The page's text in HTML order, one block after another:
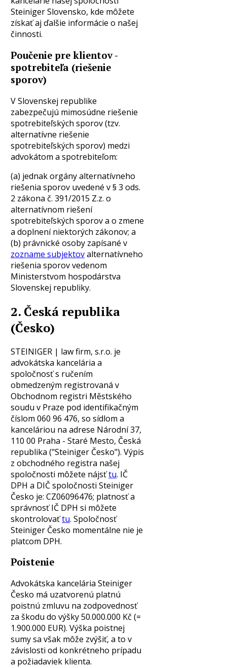
Steiniger Slovensko, kde môžete
získať aj ďalšie informácie o našej
činnosti.
Poučenie pre klientov -
spotrebiteľa (riešenie
sporov)
V Slovenskej republike
zabezpečujú mimosúdne riešenie
spotrebiteľských sporov (tzv.
alternatívne riešenie
spotrebiteľských sporov) medzi
advokátom a spotrebiteľom:
(a) jednak orgány alternatívneho
riešenia sporov uvedené v § 3 ods.
2 zákona č. 391/2015 Z.z. o
alternatívnom riešení
spotrebiteľských sporov a o zmene
a doplnení niektorých zákonov; a
(b) právnické osoby zapísané v
zozname subjektovalternatívneho
riešenia sporov vedenom
Ministerstvom hospodárstva
Slovenskej republiky.
2. Česká republika
(Česko)
STEINIGER | law firm, s.r.o. je
advokátska kancelária a
spoločnosť s ručením
obmedzeným registrovaná v
Obchodnom registri Městského
soudu v Praze pod identifikačným
číslom 060 96 476, so sídlom a
kanceláriou na adrese Národní 37,
110 00 Praha - Staré Mesto, Česká
republika ("Steiniger Česko"). Výpis
z obchodného registra našej
spoločnosti môžete nájsťtu. IČ
DPH a DIČ spoločnosti Steiniger
Česko je: CZ06096476; platnosť a
správnosť IČ DPH si môžete
skontrolovaťtu. Spoločnosť
Steiniger Česko momentálne nie je
platcom DPH.
Poistenie
Advokátska kancelária Steiniger
Česko má uzatvorenú platnú
poistnú zmluvu na zodpovednosť
za škodu do výšky 50.000.000 Kč (=
1.900.000 EUR). Výška poistnej
sumy sa však môže zvýšiť, a to v
závislosti od konkrétneho prípadu
a požiadaviek klienta.